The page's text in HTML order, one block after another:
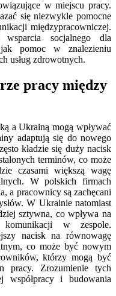
w miejscu pracy.
się niezwykle pomocne
międzypracowniczej.
socjalnego dla
pomoc w znalezieniu
usług zdrowotnych.
pracy między
a Ukrainą mogą wpływać
adaptują się do nowego
kładzie się duży nacisk
terminów, co może
czasami większą wagę
W polskich firmach
a pracownicy są zachęcani
W Ukrainie natomiast
sztywna, co wpływa na
w zespole.
nacisk na równowagę
co może być nowym
którzy mogą być
pracy. Zrozumienie tych
współpracy i budowania